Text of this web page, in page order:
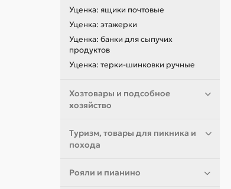
Уценка: ящики почтовые
Уценка: этажерки
Уценка: банки для сыпучих
продуктов
Уценка: терки-шинковки ручные
Хозтовары и подсобное
хозяйство
Туризм, товары для пикника и
похода
Рояли и пианино